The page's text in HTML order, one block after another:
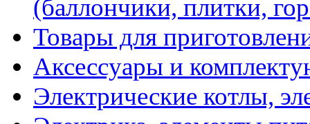
(баллончики, плитки,
Товары для
Аксессуары и
Электрические котлы,